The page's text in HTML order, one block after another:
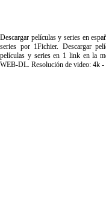
Descargar películas y series en
series por 1Fichier. Descargar
películas y series en 1 link en la
WEB-DL. Resolución de video: 4k -